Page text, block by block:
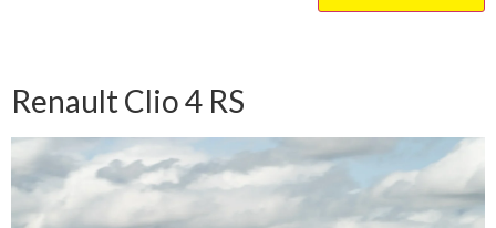
Renault Clio 4 RS